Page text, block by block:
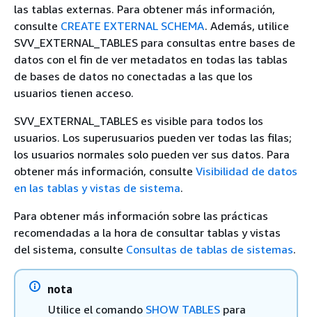
las tablas externas. Para obtener más información,
consulte CREATE EXTERNAL SCHEMA. Además, utilice
SVV_EXTERNAL_TABLES para consultas entre bases de
datos con el fin de ver metadatos en todas las tablas
de bases de datos no conectadas a las que los
usuarios tienen acceso.
SVV_EXTERNAL_TABLES es visible para todos los
usuarios. Los superusuarios pueden ver todas las filas;
los usuarios normales solo pueden ver sus datos. Para
obtener más información, consulte Visibilidad de datos
en las tablas y vistas de sistema.
Para obtener más información sobre las prácticas
recomendadas a la hora de consultar tablas y vistas
del sistema, consulte Consultas de tablas de sistemas.
nota
Utilice el comando SHOW TABLES para